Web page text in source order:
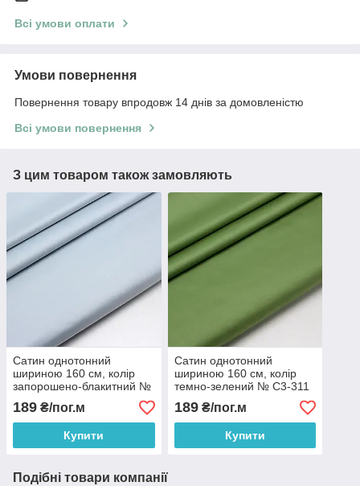
Всі умови оплати
Умови повернення
Повернення товару впродовж 14 днів за домовленістю
Всі умови повернення
З цим товаром також замовляють
Сатин однотонний
шириною 160 см, колір
запорошено-блакитний №
D3-134
189 ₴/пог.м
Купити
Сатин однотонний
шириною 160 см, колір
темно-зелений № С3-311
189₴/пог.м
Купити
Подібні товари компанії